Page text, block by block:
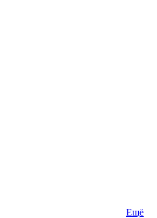
Ещё